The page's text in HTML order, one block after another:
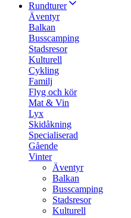
Rundturer
Äventyr
Balkan
Busscamping
Stadsresor
Kulturell
Cykling
Familj
Flyg och kör
Mat & Vin
Lyx
Skidåkning
Specialiserad
Gående
Vinter
Äventyr
Balkan
Busscamping
Stadsresor
Kulturell